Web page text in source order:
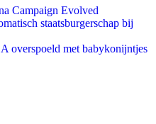
Campaign Evolved
staatsburgerschap bij
overspoeld met babykonijntjes